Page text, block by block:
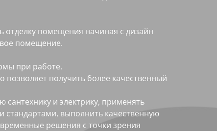
отделку помещения начиная с дизайн
помещение.
при работе.
получить более качественный
и электрику, применять
стандартами, выполнить качественную
решения с точки зрения